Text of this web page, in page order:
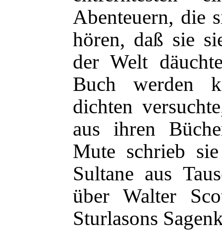
Abenteuern, die
hören, daß sie
der Welt
Buch werden
dichten
aus ihren
Mute schrieb
Sultane aus
über Walter
Sturlasons